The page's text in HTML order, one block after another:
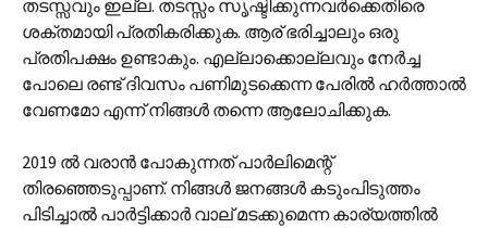
തടസ്സവും ഇല്ല. തടസ്സം സൃഷ്ടിക്കുന്നവർക്കെതിരെ
ശക്തമായി പ്രതികരിക്കുക. ആര് ഭരിച്ചാലും ഒരു
പ്രതിപക്ഷം ഉണ്ടാകും. എല്ലാക്കൊല്ലവും നേർച്ച
പോലെ രണ്ട് ദിവസം പണിമുടക്കെന്ന പേരിൽ ഹർത്താൽ
വേണമോ എന്ന് നിങ്ങൾ തന്നെ ആലോചിക്കുക.
2019 ൽ വരാൻ പോകുന്നത് പാർലിമെന്റ്
തിരഞ്ഞെടുപ്പാണ്. നിങ്ങൾ ജനങ്ങൾ കടും‌പിടുത്തം
പിടിച്ചാൽ പാർട്ടിക്കാർ വാല് മടക്കുമെന്ന കാര്യത്തിൽ